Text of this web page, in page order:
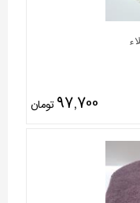
97,700 تومان